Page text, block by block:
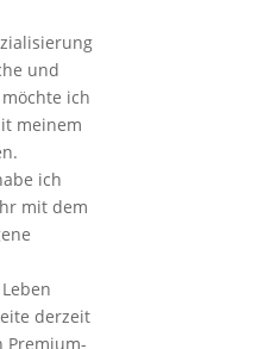
und
ich
meinem
ich
mit dem
derzeit
Premium-